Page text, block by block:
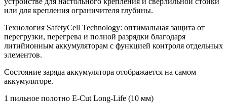
или для крепления ограничителя глубины.
Технология SafetyCell Technology: оптимальная защита от
перегрузки, перегрева и полной разрядки благодаря
литийионным аккумуляторам с функцией контроля отдельных
элементов.
Состояние заряда аккумулятора отображается на самом
аккумуляторе.
1 пильное полотно E-Cut Long-Life (10 мм)